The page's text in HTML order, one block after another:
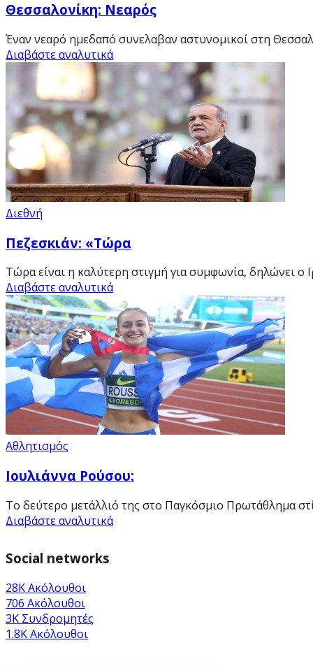
Θεσσαλονίκη: Νεαρός
Έναν νεαρό ημεδαπό συνελαβαν αστυνομικοί στη
Διαβάστε αναλυτικά
Διεθνή
Πεζεσκιάν: «Τώρα
Τώρα είναι η καλύτερη στιγμή για συμφωνία, δηλώνει ο
Διαβάστε αναλυτικά
Αθλητισμός
Ιουλιάννα Ρούσου:
Το δεύτερο μετάλλιό της στο Παγκόσμιο Πρωτάθλημα
Διαβάστε αναλυτικά
Social networks
28KΑκόλουθοι
706 Ακόλουθοι
3K Συνδρομητές
1.8KΑκόλουθοι